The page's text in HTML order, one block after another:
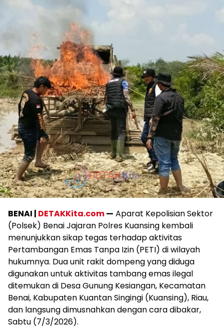
BENAI | DETAKKita.com— Aparat Kepolisian Sektor
(Polsek) Benai Jajaran Polres Kuansing kembali
menunjukkan sikap tegas terhadap aktivitas
Pertambangan Emas Tanpa Izin (PETI) di wilayah
hukumnya. Dua unit rakit dompeng yang diduga
digunakan untuk aktivitas tambang emas ilegal
ditemukan di Desa Gunung Kesiangan, Kecamatan
Benai, Kabupaten Kuantan Singingi (Kuansing), Riau,
dan langsung dimusnahkan dengan cara dibakar,
Sabtu (7/3/2026).